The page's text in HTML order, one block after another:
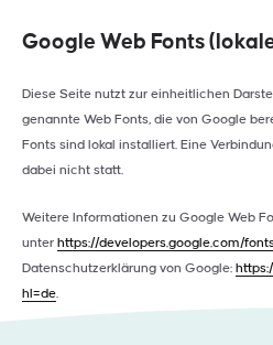
Google Web Fonts
Diese Seite nutzt zur einheitlichen
genannte Web Fonts, die von Google
Fonts sind lokal installiert. Eine
dabei nicht statt.
Weitere Informationen zu Google Web
unter https://developers.google.com/
Datenschutzerklärung von Google:
hl=de.